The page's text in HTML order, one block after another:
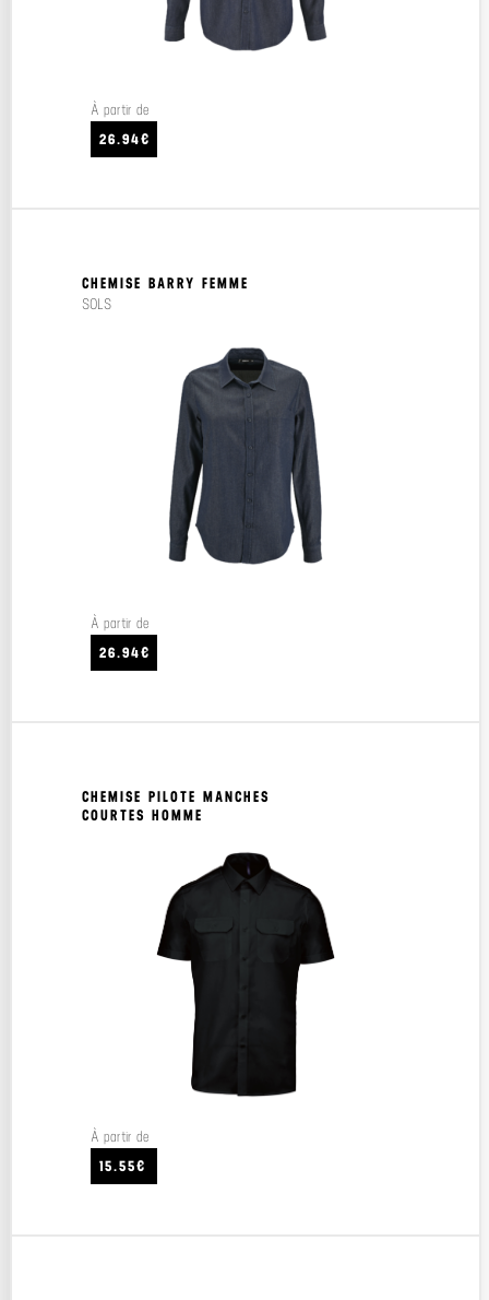
À partir de
26.94€
CHEMISE BARRY FEMME
SOLS
À partir de
26.94€
CHEMISE PILOTE MANCHES
COURTES HOMME
À partir de
15.55€